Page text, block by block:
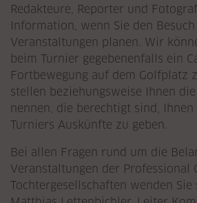
Redakteure, Reporter und
Information, wenn Sie den
Veranstaltungen planen. Wir
beim Turnier gegebenenfalls ein
Fortbewegung auf dem Golfplatz
stellen beziehungsweise Ihnen
nennen, die berechtigt sind, Ihnen
Turniers Auskünfte zu geben.
Bei allen Fragen rund um die
Veranstaltungen der Professional
Tochtergesellschaften wenden Sie